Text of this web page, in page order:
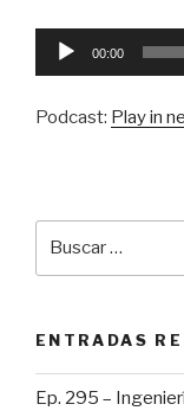
Reproductor
00:00
Podcast: Play in
ENTRADAS
Ep. 295 –